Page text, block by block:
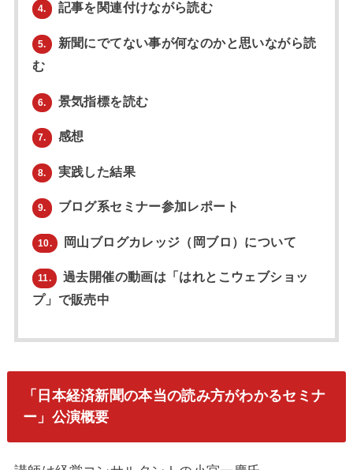
4. 記事を関連付けながら読む
5.
新聞にでてない事が何なのかと思いながら読
む
6. 景気指標を読む
7. 感想
8. 実践した結果
9. ブログ系セミナー参加レポート
10. 岡山ブログカレッジ（岡ブロ）について
11.
過去開催の動画は「はれとこウェブショッ
プ」で販売中
「日本経済新聞の本当の読み方がわかるセミナ
ー」公演概要